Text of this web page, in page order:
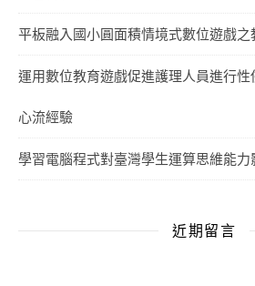
平板融入國小圓面積情境式數位遊戲
運用數位教育遊戲促進護理人員進行
心流經驗
學習電腦程式對臺灣學生運算思維能
近期留言